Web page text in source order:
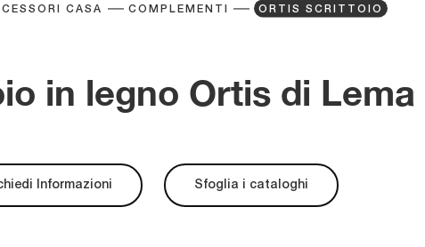
CASA COMPLEMENTI ORTIS SCRITTOIO
in legno Ortis di Lema
Informazioni Sfoglia i cataloghi